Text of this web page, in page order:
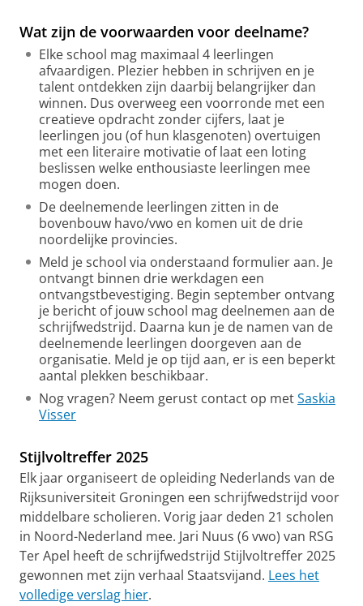
Wat zijn de voorwaarden voor deelname?
Elke school mag maximaal 4 leerlingen
afvaardigen. Plezier hebben in schrijven en je
talent ontdekken zijn daarbij belangrijker dan
winnen. Dus overweeg een voorronde met een
creatieve opdracht zonder cijfers, laat je
leerlingen jou (of hun klasgenoten) overtuigen
met een literaire motivatie of laat een loting
beslissen welke enthousiaste leerlingen mee
mogen doen.
De deelnemende leerlingen zitten in de
bovenbouw havo/vwo en komen uit de drie
noordelijke provincies.
Meld je school via onderstaand formulier aan. Je
ontvangt binnen drie werkdagen een
ontvangstbevestiging. Begin september ontvang
je bericht of jouw school mag deelnemen aan de
schrijfwedstrijd. Daarna kun je de namen van de
deelnemende leerlingen doorgeven aan de
organisatie. Meld je op tijd aan, er is een beperkt
aantal plekken beschikbaar.
Nog vragen? Neem gerust contact op metSaskia
Visser
Stijlvoltreffer 2025
Elk jaar organiseert de opleiding Nederlands van de
Rijksuniversiteit Groningen een schrijfwedstrijd voor
middelbare scholieren. Vorig jaar deden 21 scholen
in Noord-Nederland mee. Jari Nuus (6 vwo) van RSG
Ter Apel heeft de schrijfwedstrijd Stijlvoltreffer 2025
gewonnen met zijn verhaal Staatsvijand. Lees het
volledige verslag hier.